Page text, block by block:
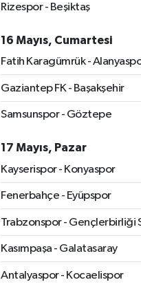
Rizespor - Beşiktaş
16 Mayıs, Cumartesi
Fatih Karagümrük -
Gaziantep FK - Başakşehir
Samsunspor - Göztepe
17 Mayıs, Pazar
Kayserispor - Konyaspor
Fenerbahçe - Eyüpspor
Trabzonspor - Gençlerbirliği
Kasımpaşa - Galatasaray
Antalyaspor - Kocaelispor